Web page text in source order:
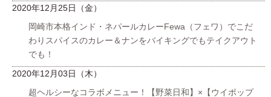
2020年12月25日（金）
岡崎市本格インド・ネパールカレーFewa（フェワ）でこだ
わりスパイスのカレー＆ナンをバイキングでもテイクアウト
でも！
2020年12月03日（木）
超ヘルシーなコラボメニュー！【野菜日和】×【ウイポップ